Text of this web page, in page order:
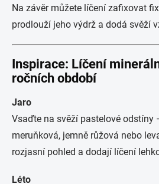
Na závěr můžete líčení zafixovat
prodlouží jeho výdrž a dodá svěží
Inspirace: Líčení
ročních období
Jaro
Vsaďte na svěží pastelové odstíny
meruňková, jemně růžová nebo
rozjasní pohled a dodají líčení
Léto